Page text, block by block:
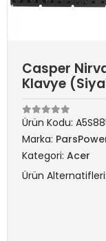
Casper
Klavye
Ürün Kodu:
Marka:
Kategori: Acer
Ürün